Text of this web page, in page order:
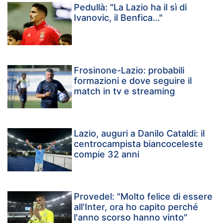
Pedullà: "La Lazio ha il sì di
Ivanovic, il Benfica…"
Frosinone-Lazio: probabili
formazioni e dove seguire il
match in tv e streaming
Lazio, auguri a Danilo Cataldi: il
centrocampista biancoceleste
compie 32 anni
Provedel: "Molto felice di essere
all'Inter, ora ho capito perché
l'anno scorso hanno vinto"